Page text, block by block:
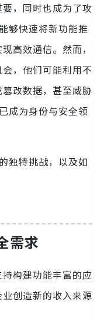
，同时也成为了攻
够快速将新功能推
高效通信。然而，
，他们可能利用不
改数据，甚至威胁
成为身份与安全领
独特挑战，以及如
需求
构建功能丰富的应
业创造新的收入来源